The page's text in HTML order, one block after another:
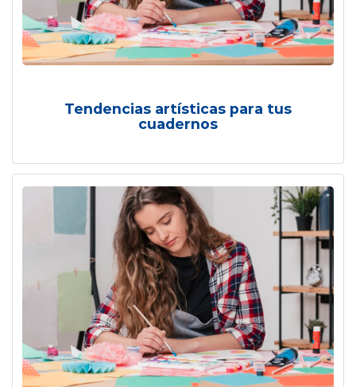
Tendencias artísticas para tus
cuadernos